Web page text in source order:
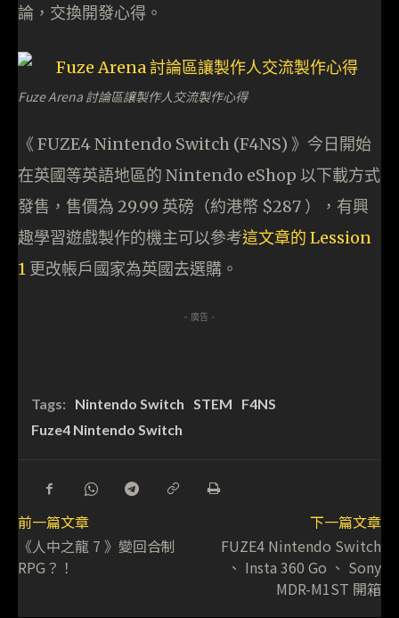
論，交換開發心得。
Fuze Arena 討論區讓製作人交流製作心得
《 FUZE4 Nintendo Switch (F4NS) 》今日開始
在英國等英語地區的 Nintendo eShop 以下載方式
發售，售價為 29.99 英磅（約港幣 $287 ），有興
趣學習遊戲製作的機主可以參考這文章的 Lession
1 更改帳戶國家為英國去選購。
- 廣告 -
Tags: Nintendo Switch STEM
F4NS
Fuze4 Nintendo Switch
前一篇文章
《人中之龍 7 》變回合制
RPG？！
下一篇文章
FUZE4 Nintendo Switch
、 Insta 360 Go 、 Sony
MDR-M1ST 開箱